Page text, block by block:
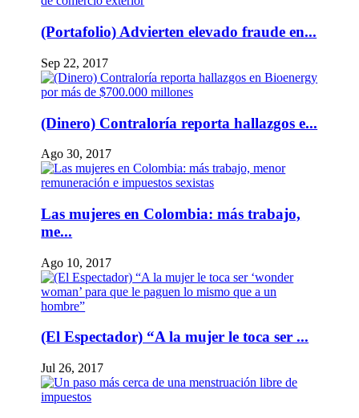
(Portafolio) Advierten elevado fraude en...
Sep 22, 2017
(Dinero) Contraloría reporta hallazgos e...
Ago 30, 2017
Las mujeres en Colombia: más trabajo,
me...
Ago 10, 2017
(El Espectador) “A la mujer le toca ser ...
Jul 26, 2017